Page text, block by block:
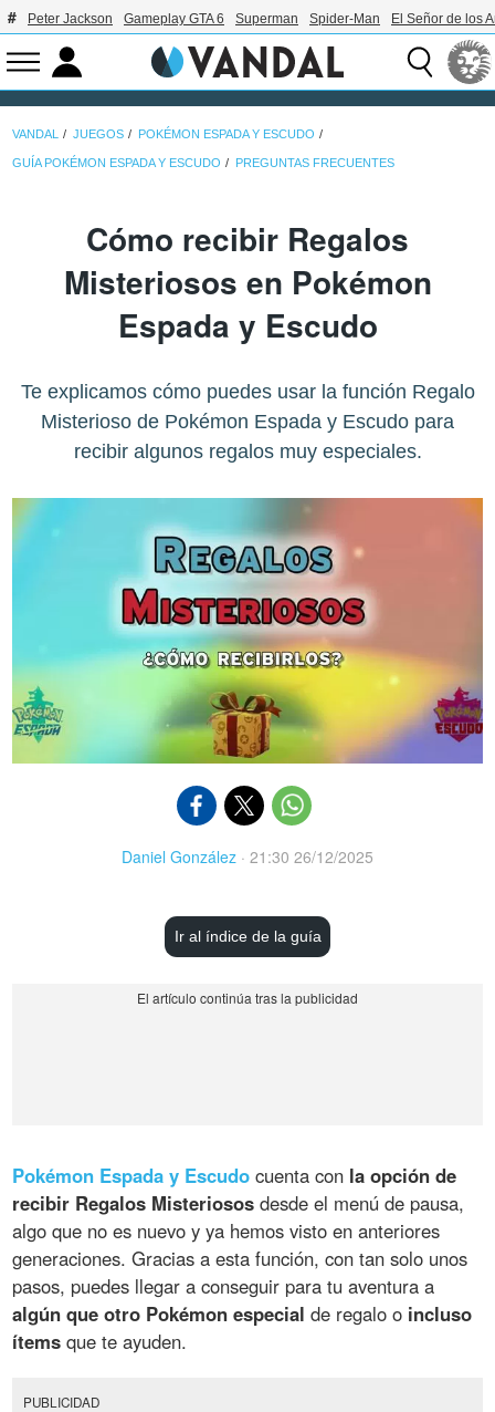
Peter Jackson Gameplay GTA 6 Superman Spider-Man El Señor de los
VANDAL JUEGOS POKÉMON ESPADA Y ESCUDO
GUÍA POKÉMON ESPADA Y ESCUDO PREGUNTAS FRECUENTES
Cómo recibir Regalos
Misteriosos en Pokémon
Espada y Escudo
Te explicamos cómo puedes usar la función Regalo
Misterioso de Pokémon Espada y Escudo para
recibir algunos regalos muy especiales.
Daniel González · 21:30 26/12/2025
Ir al índice de la guía
Pokémon Espada y Escudo cuenta con la opción de
recibir Regalos Misteriosos desde el menú de pausa,
algo que no es nuevo y ya hemos visto en anteriores
generaciones. Gracias a esta función, con tan solo unos
pasos, puedes llegar a conseguir para tu aventura a
algún que otro Pokémon especial de regalo o incluso
ítems que te ayuden.
PUBLICIDAD